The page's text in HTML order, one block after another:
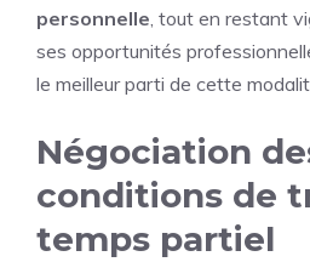
personnelle, tout en restant
ses opportunités
le meilleur parti de cette
Négociation
conditions de
temps partiel